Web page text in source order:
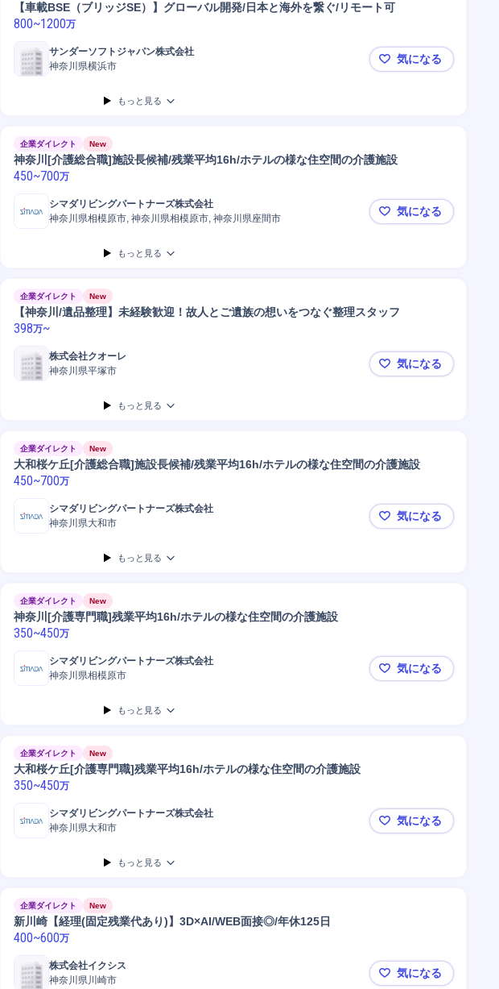
【車載BSE（ブリッジSE）】グローバル開発/日本と海外を繋ぐ/リモート可
800~1200万
サンダーソフトジャパン株式会社
神奈川県横浜市
【車載BSE（
気になる
もっと見る
企業ダイレクト New
神奈川[介護総合職]施設長候補/残業平均16h/ホテルの様な住空間の介護施設
450~700万
シマダリビングパートナーズ株式会社
神奈川県相模原市, 神奈川県相模原市, 神奈川県座間市
神奈川[介護総
気になる
もっと見る
企業ダイレクト New
【神奈川/遺品整理】未経験歓迎！故人とご遺族の想いをつなぐ整理スタッフ
398万~
株式会社クオーレ
神奈川県平塚市
【神奈川/遺品
気になる
もっと見る
企業ダイレクト New
大和桜ケ丘[介護総合職]施設長候補/残業平均16h/ホテルの様な住空間の介護施設
450~700万
シマダリビングパートナーズ株式会社
神奈川県大和市
大和桜ケ丘[介
気になる
もっと見る
企業ダイレクト New
神奈川[介護専門職]残業平均16h/ホテルの様な住空間の介護施設
350~450万
シマダリビングパートナーズ株式会社
神奈川県相模原市
神奈川[介護専
気になる
もっと見る
企業ダイレクト New
大和桜ケ丘[介護専門職]残業平均16h/ホテルの様な住空間の介護施設
350~450万
シマダリビングパートナーズ株式会社
神奈川県大和市
大和桜ケ丘[介
気になる
もっと見る
企業ダイレクト New
新川崎【経理(固定残業代あり)】3D×AI/WEB面接◎/年休125日
400~600万
株式会社イクシス
神奈川県川崎市
新川崎【経理(
気になる